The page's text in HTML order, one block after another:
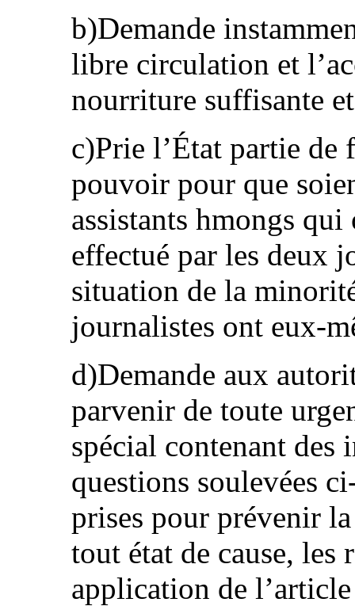
b)Demande
libre circulation et
nourriture suffisante
c)Prie l’État partie de
pouvoir pour que
assistants hmongs
effectué par les deux
situation de la
journalistes ont
d)Demande aux
parvenir de toute
spécial contenant des
questions soulevées
prises pour prévenir
tout état de cause, les
application de